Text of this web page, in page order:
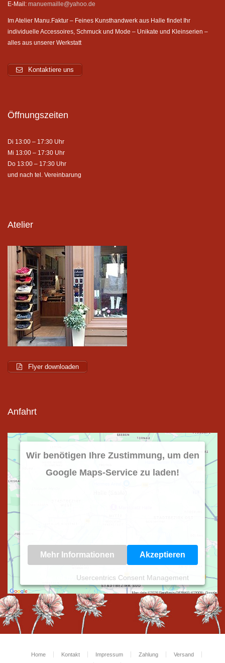
E-Mail: manuemaille@yahoo.de
Im Atelier Manu.Faktur – Feines Kunsthandwerk aus Halle findet Ihr
individuelle Accessoires, Schmuck und Mode – Unikate und Kleinserien –
alles aus unserer Werkstatt
Kontaktiere uns
Öffnungszeiten
Di 13:00 – 17:30 Uhr
Mi 13:00 – 17:30 Uhr
Do 13:00 – 17:30 Uhr
und nach tel. Vereinbarung
Atelier
Flyer downloaden
Anfahrt
Wir benötigen Ihre Zustimmung, um den
Google Maps-Service zu laden!
Mehr Informationen Akzeptieren
Usercentrics Consent Management
Platform
Home Kontakt Impressum Zahlung
Versand